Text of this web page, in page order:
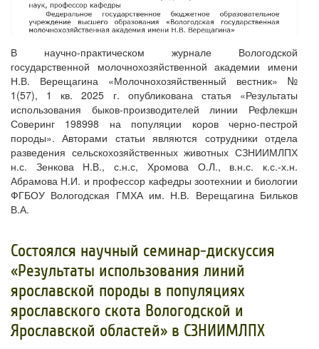
В научно-практическом журнале Вологодской
государственной молочнохозяйственной академии имени
Н.В. Верещагина «Молочнохозяйственный вестник» №
1(57), 1 кв. 2025 г. опубликована статья «Результаты
использования быков-производителей линии Рефлекшн
Соверинг 198998 на популяции коров черно-пестрой
породы». Авторами статьи являются сотрудники отдела
разведения сельскохозяйственных животных СЗНИИМЛПХ
н.с. Зенкова Н.В., с.н.с, Хромова О.Л., в.н.с. к.с.-х.н.
Абрамова Н.И. и профессор кафедры зоотехнии и биологии
ФГБОУ Вологодская ГМХА им. Н.В. Верещагина Бильков
В.А.
Состоялся научный семинар-дискуссия
«Результаты использования линий
ярославской породы в популяциях
ярославского скота Вологодской и
Ярославской областей» в СЗНИИМЛПХ